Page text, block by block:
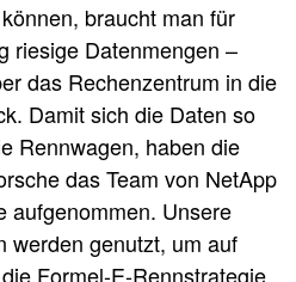
braucht man für
riesige Datenmengen –
das Rechenzentrum in die
Damit sich die Daten so
Rennwagen, haben die
das Team von NetApp
aufgenommen. Unsere
werden genutzt, um auf
Formel-E-Rennstrategie